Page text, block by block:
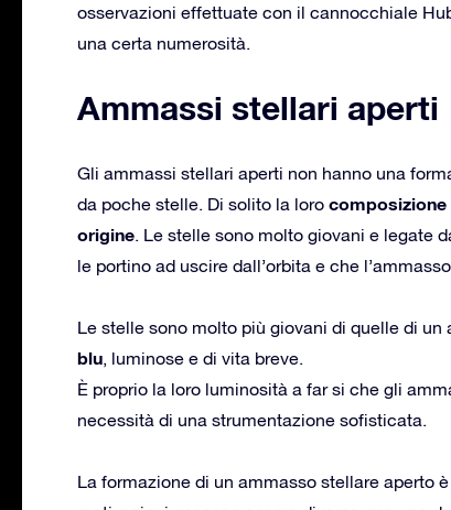
osservazioni effettuate con il cannocchiale
una certa numerosità.
Ammassi stellari aperti
Gli ammassi stellari aperti non hanno una
da poche stelle. Di solito la loro composizione
origine. Le stelle sono molto giovani e legate
le portino ad uscire dall’orbita e che
Le stelle sono molto più giovani di quelle di
blu, luminose e di vita breve.
È proprio la loro luminosità a far si che gli
necessità di una strumentazione sofisticata.
La formazione di un ammasso stellare aperto